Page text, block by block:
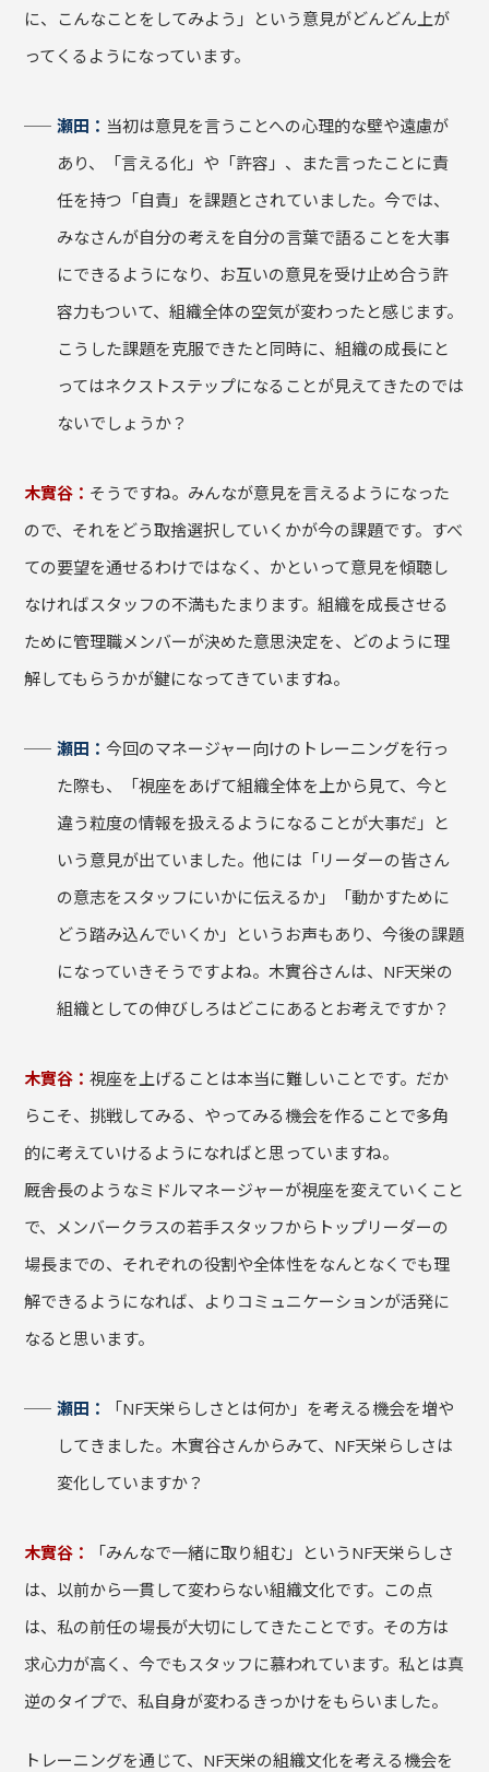
に、こんなことをしてみよう」という意見がどんどん上が
ってくるようになっています。
瀬田： 当初は意見を言うことへの心理的な壁や遠慮が
あり、「言える化」や「許容」、また言ったことに責
任を持つ「自責」を課題とされていました。今では、
みなさんが自分の考えを自分の言葉で語ることを大事
にできるようになり、お互いの意見を受け止め合う許
容力もついて、組織全体の空気が変わったと感じます。
こうした課題を克服できたと同時に、組織の成長にと
ってはネクストステップになることが見えてきたのでは
ないでしょうか？
木實谷： そうですね。みんなが意見を言えるようになった
ので、それをどう取捨選択していくかが今の課題です。すべ
ての要望を通せるわけではなく、かといって意見を傾聴し
なければスタッフの不満もたまります。組織を成長させる
ために管理職メンバーが決めた意思決定を、どのように理
解してもらうかが鍵になってきていますね。
瀬田：今回のマネージャー向けのトレーニングを行っ
た際も、「視座をあげて組織全体を上から見て、今と
違う粒度の情報を扱えるようになることが大事だ」と
いう意見が出ていました。他には「リーダーの皆さん
の意志をスタッフにいかに伝えるか」「動かすために
どう踏み込んでいくか」というお声もあり、今後の課題
になっていきそうですよね。木實谷さんは、NF天栄の
組織としての伸びしろはどこにあるとお考えですか？
木實谷：視座を上げることは本当に難しいことです。だか
らこそ、挑戦してみる、やってみる機会を作ることで多角
的に考えていけるようになればと思っていますね。
厩舎長のようなミドルマネージャーが視座を変えていくこと
で、メンバークラスの若手スタッフからトップリーダーの
場長までの、それぞれの役割や全体性をなんとなくでも理
解できるようになれば、よりコミュニケーションが活発に
なると思います。
瀬田：
「NF天栄らしさとは何か」を考える機会を増や
してきました。木實谷さんからみて、NF天栄らしさは
変化していますか？
木實谷：
「みんなで一緒に取り組む」というNF天栄らしさ
は、以前から一貫して変わらない組織文化です。この点
は、私の前任の場長が大切にしてきたことです。その方は
求心力が高く、今でもスタッフに慕われています。私とは真
逆のタイプで、私自身が変わるきっかけをもらいました。
トレーニングを通じて、NF天栄の組織文化を考える機会を